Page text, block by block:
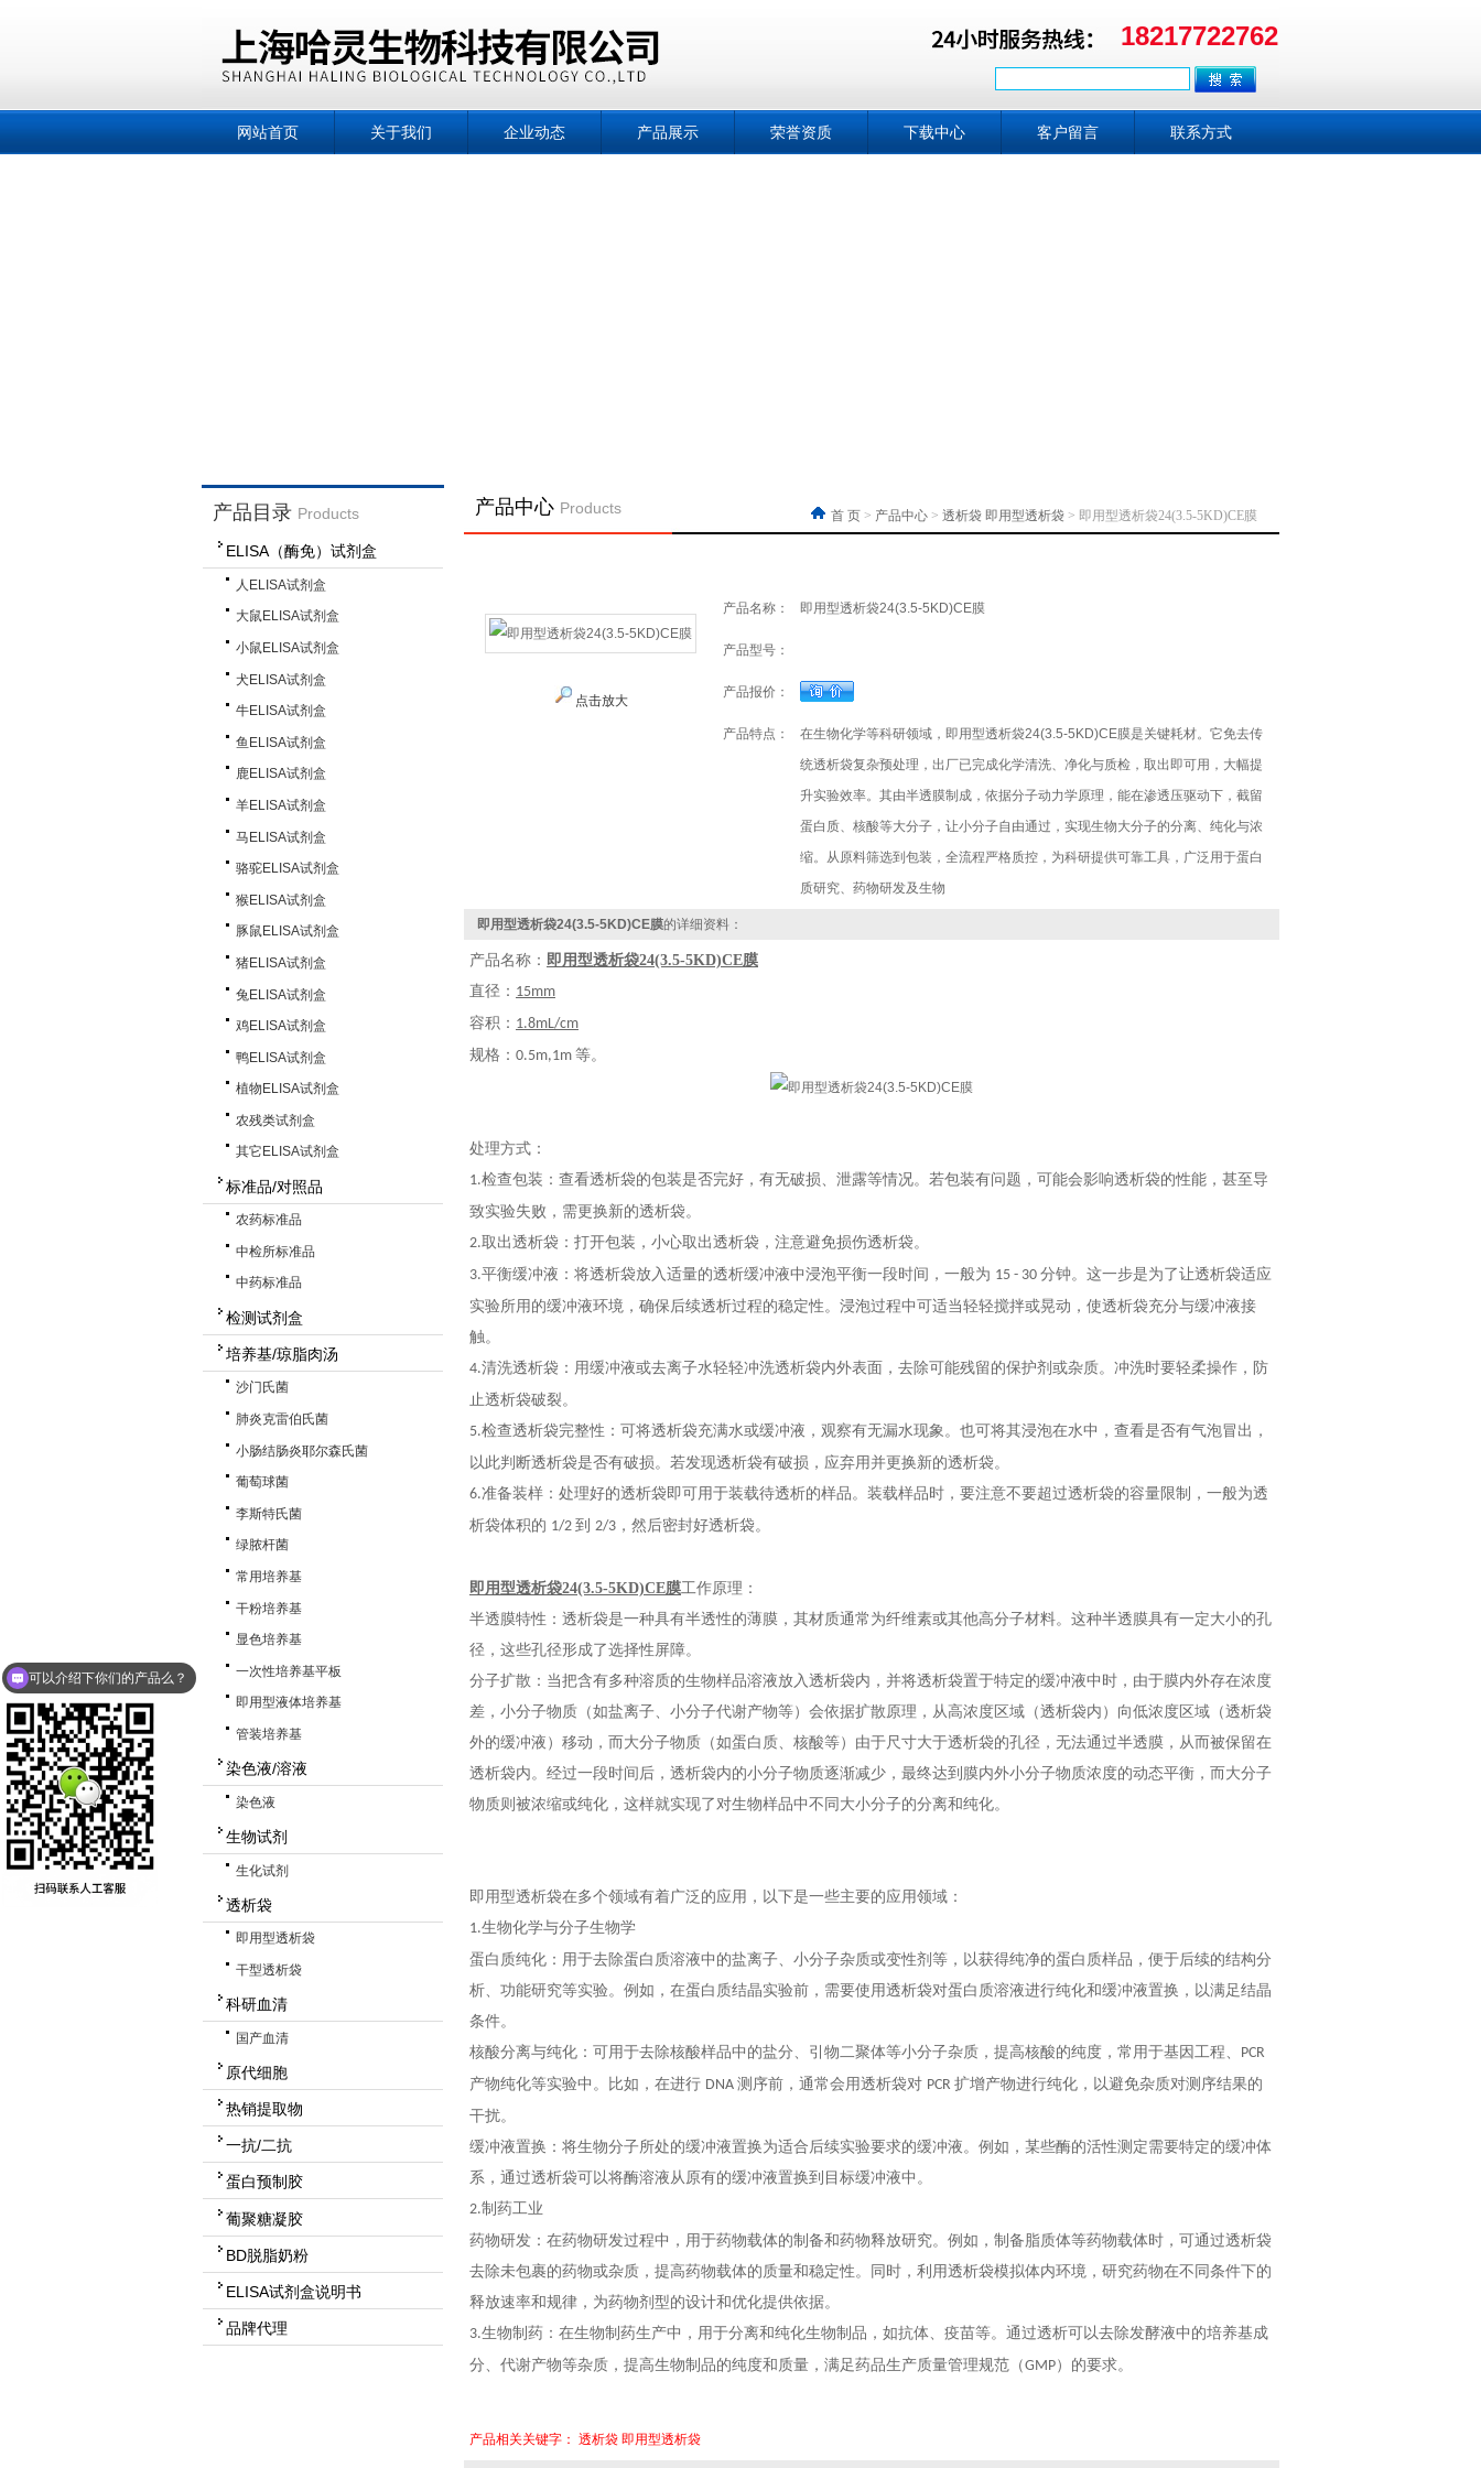
18217722762
网站首页 关于我们 企业动态 产品展示 荣誉资质 下载中心 客户留言 联系方式
产品目录 Products
ELISA（酶免）试剂盒
人ELISA试剂盒
大鼠ELISA试剂盒
小鼠ELISA试剂盒
犬ELISA试剂盒
牛ELISA试剂盒
鱼ELISA试剂盒
鹿ELISA试剂盒
羊ELISA试剂盒
马ELISA试剂盒
骆驼ELISA试剂盒
猴ELISA试剂盒
豚鼠ELISA试剂盒
猪ELISA试剂盒
兔ELISA试剂盒
鸡ELISA试剂盒
鸭ELISA试剂盒
植物ELISA试剂盒
农残类试剂盒
其它ELISA试剂盒
标准品/对照品
农药标准品
中检所标准品
中药标准品
检测试剂盒
培养基/琼脂肉汤
沙门氏菌
肺炎克雷伯氏菌
小肠结肠炎耶尔森氏菌
葡萄球菌
李斯特氏菌
绿脓杆菌
常用培养基
干粉培养基
显色培养基
一次性培养基平板
即用型液体培养基
管装培养基
染色液/溶液
染色液
生物试剂
生化试剂
透析袋
即用型透析袋
干型透析袋
科研血清
国产血清
原代细胞
热销提取物
一抗/二抗
蛋白预制胶
葡聚糖凝胶
BD脱脂奶粉
ELISA试剂盒说明书
品牌代理
产品中心 Products 首 页 > 产品中心 > 透析袋 即用型透析袋 > 即用型透析袋24(3.5-5KD)CE膜
点击放大
产品名称： 即用型透析袋24(3.5-5KD)CE膜
产品型号：
产品报价：
产品特点：
在生物化学等科研领域，即用型透析袋24(3.5-5KD)CE膜是关键耗材。它免去传
统透析袋复杂预处理，出厂已完成化学清洗、净化与质检，取出即可用，大幅提
升实验效率。其由半透膜制成，依据分子动力学原理，能在渗透压驱动下，截留
蛋白质、核酸等大分子，让小分子自由通过，实现生物大分子的分离、纯化与浓
缩。从原料筛选到包装，全流程严格质控，为科研提供可靠工具，广泛用于蛋白
质研究、药物研发及生物
即用型透析袋24(3.5-5KD)CE膜的详细资料：
产品名称： 即用型透析袋24(3.5-5KD)CE膜
直径： 15mm
容积： 1.8mL/cm
规格： 0.5m,1m 等。
处理方式：
1.检查包装：查看透析袋的包装是否完好，有无破损、泄露等情况。若包装有问题，可能会影响透析袋的性能，甚至导
致实验失败，需更换新的透析袋。
2.取出透析袋：打开包装，小心取出透析袋，注意避免损伤透析袋。
3.平衡缓冲液：将透析袋放入适量的透析缓冲液中浸泡平衡一段时间，一般为 15 - 30 分钟。这一步是为了让透析袋适应
实验所用的缓冲液环境，确保后续透析过程的稳定性。浸泡过程中可适当轻轻搅拌或晃动，使透析袋充分与缓冲液接
触。
4.清洗透析袋：用缓冲液或去离子水轻轻冲洗透析袋内外表面，去除可能残留的保护剂或杂质。冲洗时要轻柔操作，防
止透析袋破裂。
5.检查透析袋完整性：可将透析袋充满水或缓冲液，观察有无漏水现象。也可将其浸泡在水中，查看是否有气泡冒出，
以此判断透析袋是否有破损。若发现透析袋有破损，应弃用并更换新的透析袋。
6.准备装样：处理好的透析袋即可用于装载待透析的样品。装载样品时，要注意不要超过透析袋的容量限制，一般为透
析袋体积的 1/2 到 2/3 ，然后密封好透析袋。
即用型透析袋24(3.5-5KD)CE膜工作原理：
半透膜特性：透析袋是一种具有半透性的薄膜，其材质通常为纤维素或其他高分子材料。这种半透膜具有一定大小的孔
径，这些孔径形成了选择性屏障。
分子扩散：当把含有多种溶质的生物样品溶液放入透析袋内，并将透析袋置于特定的缓冲液中时，由于膜内外存在浓度
差，小分子物质（如盐离子、小分子代谢产物等）会依据扩散原理，从高浓度区域（透析袋内）向低浓度区域（透析袋
外的缓冲液）移动，而大分子物质（如蛋白质、核酸等）由于尺寸大于透析袋的孔径，无法通过半透膜，从而被保留在
透析袋内。经过一段时间后，透析袋内的小分子物质逐渐减少，最终达到膜内外小分子物质浓度的动态平衡，而大分子
物质则被浓缩或纯化，这样就实现了对生物样品中不同大小分子的分离和纯化。
即用型透析袋在多个领域有着广泛的应用，以下是一些主要的应用领域：
1.生物化学与分子生物学
蛋白质纯化：用于去除蛋白质溶液中的盐离子、小分子杂质或变性剂等，以获得纯净的蛋白质样品，便于后续的结构分
析、功能研究等实验。例如，在蛋白质结晶实验前，需要使用透析袋对蛋白质溶液进行纯化和缓冲液置换，以满足结晶
条件。
核酸分离与纯化：可用于去除核酸样品中的盐分、引物二聚体等小分子杂质，提高核酸的纯度，常用于基因工程、 PCR
产物纯化等实验中。比如，在进行 DNA 测序前，通常会用透析袋对 PCR 扩增产物进行纯化，以避免杂质对测序结果的
干扰。
缓冲液置换：将生物分子所处的缓冲液置换为适合后续实验要求的缓冲液。例如，某些酶的活性测定需要特定的缓冲体
系，通过透析袋可以将酶溶液从原有的缓冲液置换到目标缓冲液中。
2.制药工业
药物研发：在药物研发过程中，用于药物载体的制备和药物释放研究。例如，制备脂质体等药物载体时，可通过透析袋
去除未包裹的药物或杂质，提高药物载体的质量和稳定性。同时，利用透析袋模拟体内环境，研究药物在不同条件下的
释放速率和规律，为药物剂型的设计和优化提供依据。
3.生物制药：在生物制药生产中，用于分离和纯化生物制品，如抗体、疫苗等。通过透析可以去除发酵液中的培养基成
分、代谢产物等杂质，提高生物制品的纯度和质量，满足药品生产质量管理规范（GMP）的要求。
产品相关关键字： 透析袋 即用型透析袋
可以介绍下你们的产品么？